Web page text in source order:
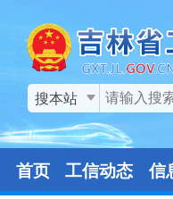
搜本站
首页 工信动态 信